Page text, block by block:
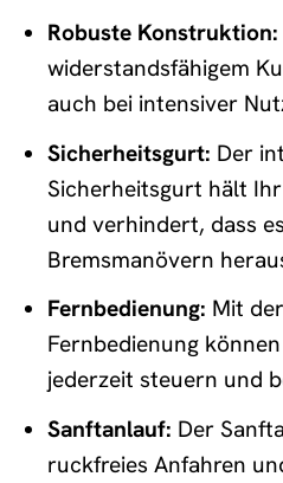
Robuste Konstruktion:
widerstandsfähigem
auch bei intensiver
Sicherheitsgurt: Der
Sicherheitsgurt hält
und verhindert, dass
Bremsmanövern
Fernbedienung: Mit
Fernbedienung
jederzeit steuern und
Sanftanlauf: Der
ruckfreies Anfahren